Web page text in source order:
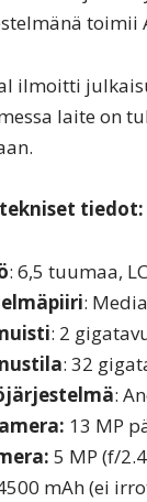
toimii
ilmoitti
laite on
tiedot:
: 6,5 tuumaa,
:
: 2
: 32
:
13 MP
5 MP (f/
mAh (ei